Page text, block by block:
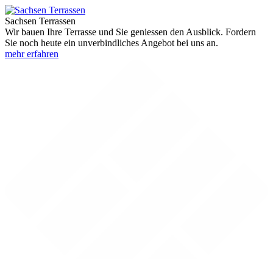
Sachsen Terrassen
Wir bauen Ihre Terrasse und Sie geniessen den Ausblick. Fordern
Sie noch heute ein unverbindliches Angebot bei uns an.
mehr erfahren